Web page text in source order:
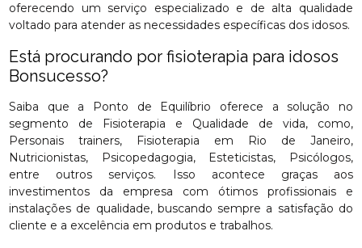
oferecendo um serviço especializado e de alta qualidade
voltado para atender as necessidades específicas dos idosos.
Está procurando por fisioterapia para idosos
Bonsucesso?
Saiba que a Ponto de Equilíbrio oferece a solução no
segmento de Fisioterapia e Qualidade de vida, como,
Personais trainers, Fisioterapia em Rio de Janeiro,
Nutricionistas, Psicopedagogia, Esteticistas, Psicólogos,
entre outros serviços. Isso acontece graças aos
investimentos da empresa com ótimos profissionais e
instalações de qualidade, buscando sempre a satisfação do
cliente e a excelência em produtos e trabalhos.